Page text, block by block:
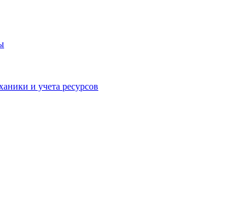
и учета ресурсов